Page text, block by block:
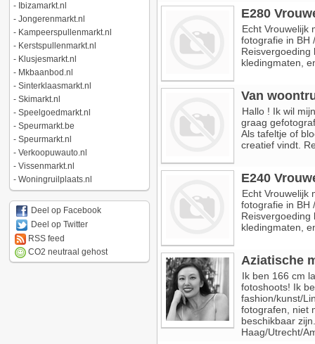
- Ibizamarkt.nl
- Jongerenmarkt.nl
- Kampeerspullenmarkt.nl
- Kerstspullenmarkt.nl
- Klusjesmarkt.nl
- Mkbaanbod.nl
- Sinterklaasmarkt.nl
- Skimarkt.nl
- Speelgoedmarkt.nl
- Speurmarkt.be
- Speurmarkt.nl
- Verkoopuwauto.nl
- Vissenmarkt.nl
- Woningruilplaats.nl
Deel op Facebook
Deel op Twitter
RSS feed
CO2 neutraal gehost
E280
Echt Vrouwelijk
fotografie in BH
Reisvergoeding
kledingmaten,
Van
Hallo ! Ik wil
graag
Als tafeltje of
creatief vindt.
E240
Echt Vrouwelijk
fotografie in BH
Reisvergoeding
kledingmaten,
Aziatische
Ik ben 166 cm
fotoshoots! Ik
fashion/kunst/
fotografen, niet
beschikbaar
Haag/Utrecht/